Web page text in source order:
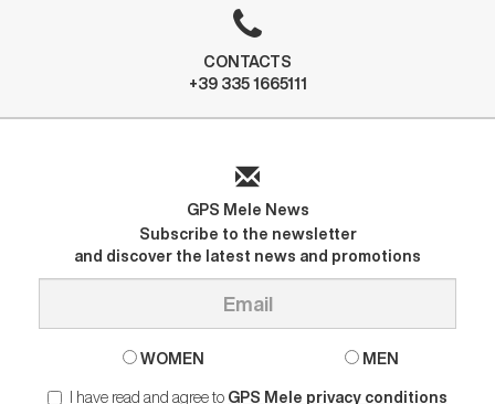
CONTACTS
+39 335 1665111
GPS Mele News
Subscribe to the newsletter
and discover the latest news and promotions
WOMEN MEN
I have read and agree to GPS Mele privacy conditions